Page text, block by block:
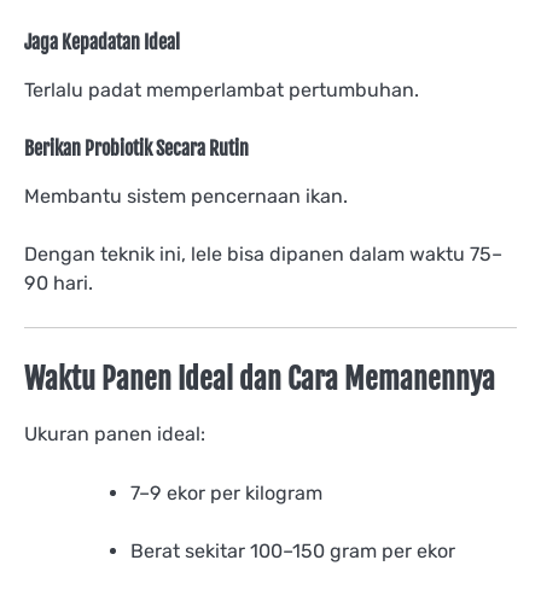
Jaga Kepadatan Ideal
Terlalu padat memperlambat pertumbuhan.
Berikan Probiotik Secara Rutin
Membantu sistem pencernaan ikan.
Dengan teknik ini, lele bisa dipanen dalam waktu 75–
90 hari.
Waktu Panen Ideal dan Cara Memanennya
Ukuran panen ideal:
7–9 ekor per kilogram
Berat sekitar 100–150 gram per ekor